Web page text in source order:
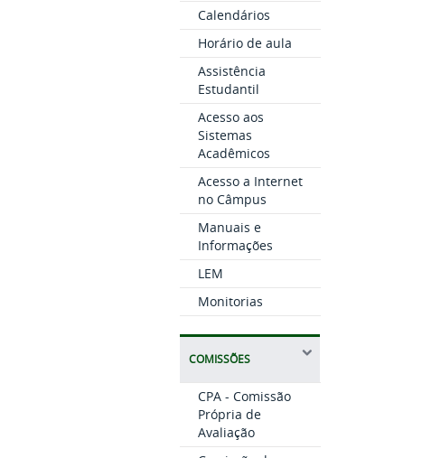
Calendários
Horário de aula
Assistência
Estudantil
Acesso aos
Sistemas
Acadêmicos
Acesso a Internet
no Câmpus
Manuais e
Informações
LEM
Monitorias
COMISSÕES
CPA - Comissão
Própria de
Avaliação